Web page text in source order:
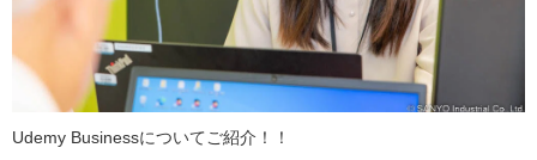
Udemy Businessについてご紹介！！